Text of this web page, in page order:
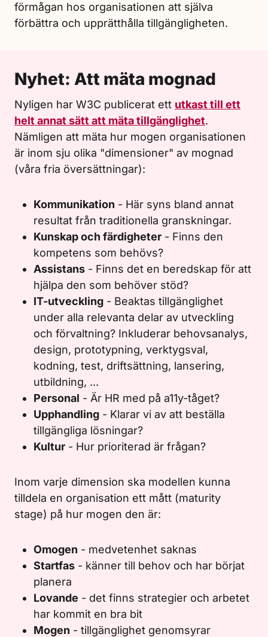
förmågan hos organisationen att själva
förbättra och upprätthålla tillgängligheten.
Nyhet: Att mäta mognad
Nyligen har W3C publicerat ett utkast till ett
helt annat sätt att mäta tillgänglighet.
Nämligen att mäta hur mogen organisationen
är inom sju olika "dimensioner" av mognad
(våra fria översättningar):
Kommunikation - Här syns bland annat
resultat från traditionella granskningar.
Kunskap och färdigheter - Finns den
kompetens som behövs?
Assistans - Finns det en beredskap för att
hjälpa den som behöver stöd?
IT-utveckling - Beaktas tillgänglighet
under alla relevanta delar av utveckling
och förvaltning? Inkluderar behovsanalys,
design, prototypning, verktygsval,
kodning, test, driftsättning, lansering,
utbildning, ...
Personal - Är HR med på a11y-tåget?
Upphandling - Klarar vi av att beställa
tillgängliga lösningar?
Kultur - Hur prioriterad är frågan?
Inom varje dimension ska modellen kunna
tilldela en organisation ett mått (maturity
stage) på hur mogen den är:
Omogen - medvetenhet saknas
Startfas - känner till behov och har börjat
planera
Lovande - det finns strategier och arbetet
har kommit en bra bit
Mogen - tillgänglighet genomsyrar